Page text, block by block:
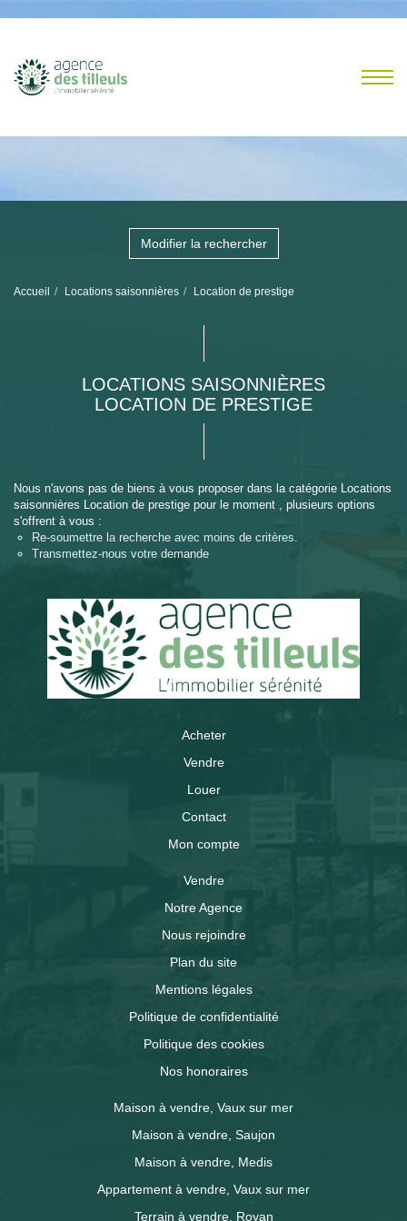
Modifier la rechercher
Accueil Locations saisonnières Location de prestige
LOCATIONS SAISONNIÈRES
LOCATION DE PRESTIGE
Nous n'avons pas de biens à vous proposer dans la catégorie Locations
saisonnières Location de prestige pour le moment , plusieurs options
s'offrent à vous :
Re-soumettre la recherche avec moins de critères.
Transmettez-nous votre demande
Acheter
Vendre
Louer
Contact
Mon compte
Vendre
Notre Agence
Nous rejoindre
Plan du site
Mentions légales
Politique de confidentialité
Politique des cookies
Nos honoraires
Maison à vendre, Vaux sur mer
Maison à vendre, Saujon
Maison à vendre, Medis
Appartement à vendre, Vaux sur mer
Terrain à vendre, Royan